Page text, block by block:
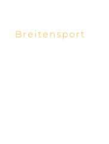
Breitensport